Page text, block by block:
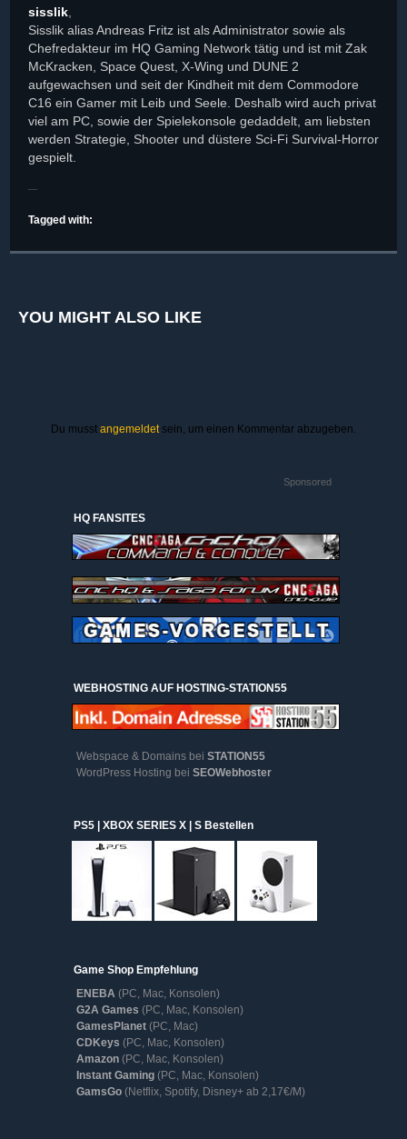
sisslik,
Sisslik alias Andreas Fritz ist als Administrator sowie als
Chefredakteur im HQ Gaming Network tätig und ist mit Zak
McKracken, Space Quest, X-Wing und DUNE 2
aufgewachsen und seit der Kindheit mit dem Commodore
C16 ein Gamer mit Leib und Seele. Deshalb wird auch privat
viel am PC, sowie der Spielekonsole gedaddelt, am liebsten
werden Strategie, Shooter und düstere Sci-Fi Survival-Horror
gespielt.
Tagged with:
YOU MIGHT ALSO LIKE
Du musst angemeldetsein, um einen Kommentar abzugeben.
Sponsored
HQ FANSITES
WEBHOSTING AUF HOSTING-STATION55
Webspace & Domains bei STATION55
WordPress Hosting bei SEOWebhoster
PS5 | XBOX SERIES X | S Bestellen
Game Shop Empfehlung
ENEBA (PC, Mac, Konsolen)
G2A Games (PC, Mac, Konsolen)
GamesPlanet (PC, Mac)
CDKeys (PC, Mac, Konsolen)
Amazon (PC, Mac, Konsolen)
Instant Gaming (PC, Mac, Konsolen)
GamsGo (Netflix, Spotify, Disney+ ab 2,17€/M)